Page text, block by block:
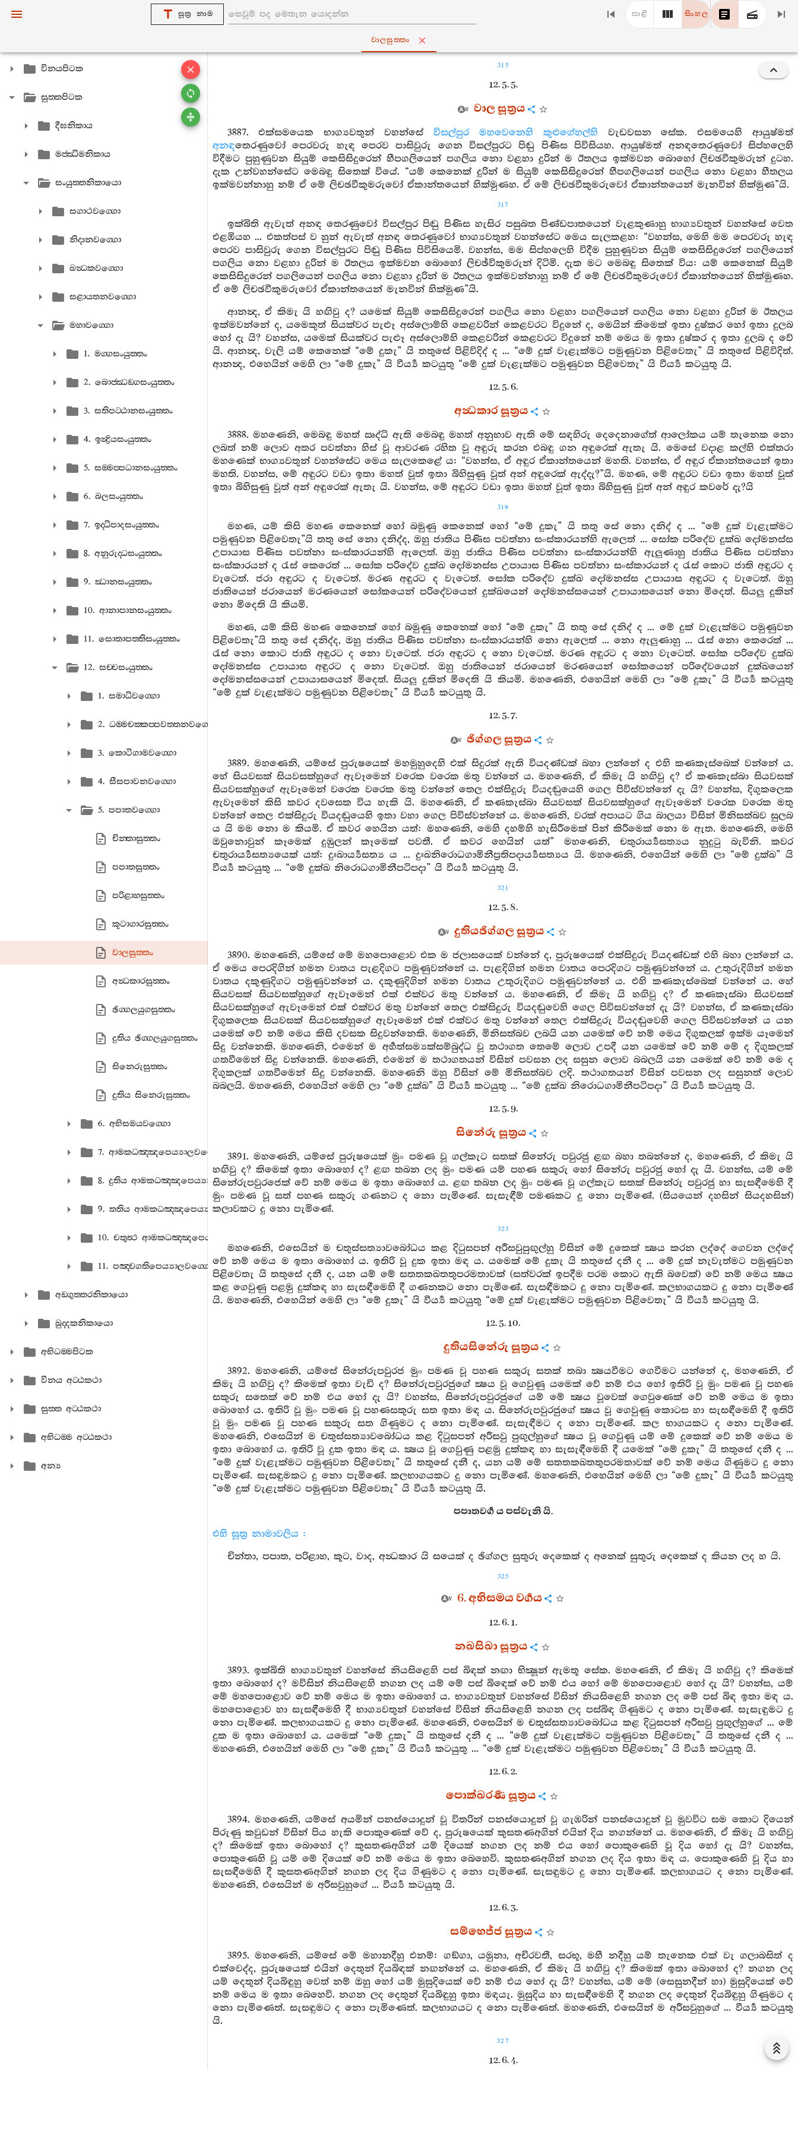
සූත්‍ර නාම පාළි සිංහල
වාලසුත‍්තං
විනයපිටක
සුත‍්තපිටක
දීඝනිකාය
මජ‍්ඣිමනිකාය
සංයුත‍්තනිකායො
සගාථවග‍්ගො
නිදානවග‍්ගො
ඛන්‍ධකවග‍්ගො
සළායතනවග‍්ගො
මහාවග‍්ගො
1. මග‍්ගසංයුත‍්තං
2. බොජ‍්ඣඞ‍්ගසංයුත‍්තං
3. සතිපට‍්ඨානසංයුත‍්තං
4. ඉන්‍ද්‍රියසංයුත‍්තං
5. සම‍්මප‍්පධානසංයුත‍්තං
6. බලසංයුත‍්තං
7. ඉද‍්ධිපාදසංයුත‍්තං
8. අනුරුද‍්ධසංයුත‍්තං
9. ඣානසංයුත‍්තං
10. ආනාපානසංයුත‍්තං
11. සොතාපත‍්තිසංයුත‍්තං
12. සච‍්චසංයුත‍්තං
1. සමාධිවග‍්ගො
2. ධම‍්මචක‍්කප‍්පවත‍්තනවග‍්ගො
3. කොටිගාමවග‍්ගො
4. සීසපාවනවග‍්ගො
5. පපාතවග‍්ගො
චින‍්තාසුත‍්තං
පපාතසුත‍්තං
පරිළාහසුත‍්තං
කූටාගාරසුත‍්තං
වාලසුත‍්තං
අන්‍ධකාරසුත‍්තං
ඡිග‍්ගලයුගසුත‍්තං
දුතිය ඡිග‍්ගලයුගසුත‍්තං
සිනෙරුසුත‍්තං
දුතිය සිනෙරුසුත‍්තං
6. අභිසමයවග‍්ගො
7. ආමකධඤ‍්ඤපෙය්‍යාලවග‍්ගො
8. දුතිය ආමකධඤ‍්ඤපෙය්‍යාලවග‍්ගො
9. තතිය ආමකධඤ‍්ඤපෙය්‍යාලවග‍්ගො
10. චතුත්‍ථ ආමකධඤ‍්ඤපෙය්‍යාලවග‍්ගො
11. පඤ‍්චගතිපෙය්‍යාලවග‍්ගො
අඞ‍්ගුත‍්තරනිකායො
ඛුද‍්දකනිකායො
අභිධම‍්මපිටක
විනය අට‍්ඨකථා
සුත‍්ත අට‍්ඨකථා
අභිධම‍්ම අට‍්ඨකථා
අන්‍ය
315
12. 5. 5.
වාල සූත්‍රය
3887. එක්සමයෙක භාග්‍යවතුන් වහන්සේ විසල්පුර මහවෙනෙහි කුළුගේහල්හි වැඩවසන සේක. එසමයෙහි ආයුෂ්මත්
අනඳතෙරණුවෝ පෙරවරු හැඳ පෙරව පාසිවුරු ගෙන විසල්පුරට පිඬු පිණිස පිවිසියහ. ආයුෂ්මත් අනඳතෙරණුවෝ සිප්හලෙහි
විදීමට පුහුණුවන සියුම් කෙසිසිදුරෙන් හීපගලියෙන් පගලිය නො වළහා දුරින් ම ඊතලය ඉක්මවන බොහෝ ලිචඡවීකුමරුන් දුටහ.
දැක උන්වහන්සේට මෙබඳු සිතෙක් වියේ. “යම් කෙනෙක් දුරින් ම සියුම් කෙසිසිදුරෙන් හීපගලියෙන් පගලිය නො වළහා හීතලය
ඉක්මවන්නාහු නම් ඒ මේ ලිචඡවීකුමරුවෝ ඒකාන්තයෙන් හික්මුණහ. ඒ මේ ලිචඡවීකුමරුවෝ ඒකාන්තයෙන් මැනවින් හික්මුණ”යි.
317
ඉක්බිති ඇවැත් අනඳ තෙරණුවෝ විසල්පුර පිඬු පිණිස හැසිර පසුබත පිණ්ඩපාතයෙන් වැළකුණාහු භාග්‍යවතුන් වහන්සේ වෙත
එළඹියහ ... එකත්පස් ව හුන් ඇවැත් අනඳ තෙරණුවෝ භාග්‍යවතුන් වහන්සේට මෙය සැලකළහ: “වහන්ස, මෙහි මම පෙරවරු හැඳ
පෙරව පාසිවුරු ගෙන විසල්පුරට පිඬු පිණිස පිවිසියෙමි. වහන්ස, මම සිප්හලෙහි විදීම පුහුණුවන සියුම් කෙසිසිදුරෙන් පගලියෙන්
පගලිය නො වළහා දුරින් ම ඊතලය ඉක්මවන බොහෝ ලිචඡ්විකුමරුන් දිටිමි. දැක මට මෙබඳු සිතෙක් විය: යම් කෙනෙක් සියුම්
කෙසිසිදුරෙන් පගලියෙන් පගලිය නො වළහා දුරින් ම ඊතලය ඉක්මවන්නාහු නම් ඒ මේ ලිචඡවීකුමරුවෝ ඒකාන්තයෙන් හික්මුණහ.
ඒ මේ ලිචඡවීකුමරුවෝ ඒකාන්තයෙන් මැනවින් හික්මුණ”යි.
ආනන්‍ද, ඒ කිමැ යි හඟිවු ද? යමෙක් සියුම් කෙසිසිදුරෙන් පගලිය නො වළහා පගලියෙන් පගලිය නො වළහා දුරින් ම ඊතලය
ඉක්මවන්නේ ද, යමෙකුත් සියක්වර පැළූ අස්ලොම්හි කෙළවරින් කෙළවරට විදුනේ ද, මෙයින් කිමෙක් ඉතා දුෂ්කර හෝ ඉතා දුලබ
හෝ දැ යි? වහන්ස, යමෙක් සියක්වර පැළූ අස්ලොම්හි කෙළවරින් කෙළවරට විදුනේ නම් මෙය ම ඉතා දුෂ්කර ද ඉතා දුලබ ද වේ
යි. ආනන්‍ද, වැලි යම් කෙනෙක් “මේ දුකැ” යි තතුසේ පිළිවිදිද් ද ... “මේ දුක් වැළැක්මට පමුණුවන පිළිවෙතැ” යි තතුසේ පිළිවිදිත්.
ආනන්‍ද, එහෙයින් මෙහි ලා “මේ දුකැ” යි වීර්‍ය්‍ය කටයුතු “මේ දුක් වැළැක්මට පමුණුවන පිළිවෙතැ” යි වීර්‍ය්‍ය කටයුතු යි.
12. 5. 6.
අන්‍ධකාර සූත්‍රය
3888. මහණෙනි, මෙබඳු මහත් ඍද්ධි ඇති මෙබඳු මහත් අනුභාව ඇති මේ සඳහිරු දෙදෙනාගේත් ආලෝකය යම් තැනෙක නො
ලබත් නම් ලොව අතර පවත්නා හිස් වූ ආවරණ රහිත වූ අඳුරු කරන එබඳු ගන අඳුරෙක් ඇතැ යි. මෙසේ වදාළ කල්හි එක්තරා
මහණෙක් භාග්‍යවතුන් වහන්සේට මෙය සැලකෙළේ ය: “වහන්ස, ඒ අඳුර ඒකාන්තයෙන් මහති. වහන්ස, ඒ අඳුර ඒකාන්තයෙන් ඉතා
මහති. වහන්ස, මේ අඳුරට වඩා ඉතා මහත් වූත් ඉතා බිහිසුණු වූත් අන් අඳුරෙක් ඇද්දැ?”යි. මහණ, මේ අඳුරට වඩා ඉතා මහත් වූත්
ඉතා බිහිසුණු වූත් අන් අඳුරෙක් ඇතැ යි. වහන්ස, මේ අඳුරට වඩා ඉතා මහත් වූත් ඉතා බිහිසුණු වූත් අන් අඳුර කවරේ දැ?යි
319
මහණ, යම් කිසි මහණ කෙනෙක් හෝ බමුණු කෙනෙක් හෝ “මේ දුකැ” යි තතු සේ නො දනිද් ද ... “මේ දුක් වැළැක්මට
පමුණුවන පිළිවෙතැ”යි තතු සේ නො දනිද්ද, ඔහු ජාතිය පිණිස පවත්නා සංස්කාරයන්හි ඇලෙත් ... සෝක පරිදේව දුක්ඛ දෝමනස්ස
උපායාස පිණිස පවත්නා සංස්කාරයන්හි ඇලෙත්. ඔහු ජාතිය පිණිස පවත්නා සංස්කාරයන්හි ඇලුණාහු ජාතිය පිණිස පවත්නා
සංස්කාරයන් ද රැස් කෙරෙත් ... සෝක පරිදේව දුක්ඛ දෝමනස්ස උපායාස පිණිස පවත්නා සංස්කාරයන් ද රැස් කොට ජාති අඳුරට ද
වැටෙත්. ජරා අඳුරට ද වැටෙත්. මරණ අඳුරට ද වැටෙත්. සෝක පරිදේව දුක්ඛ දෝමනස්ස උපායාස අඳුරට ද වැටෙත්. ඔහු
ජාතියෙන් ජරායෙන් මරණයෙන් සෝකයෙන් පරිදේවයෙන් දුක්ඛයෙන් දෝමනස්සයෙන් උපායාසයෙන් නො මිදෙත්. සියලු දුකින්
නො මිදෙති යි කියමි.
මහණ, යම් කිසි මහණ කෙනෙක් හෝ බමුණු කෙනෙක් හෝ “මේ දුකැ” යි තතු සේ දනිද් ද ... මේ දුක් වැළැක්මට පමුණුවන
පිළිවෙතැ”යි තතු සේ දනිද්ද, ඔහු ජාතිය පිණිස පවත්නා සංස්කාරයන්හි නො ඇලෙත් ... නො ඇලුණාහු ... රැස් නො කෙරෙත් ...
රැස් නො කොට ජාති අඳුරට ද නො වැටෙත්. ජරා අඳුරට ද නො වැටෙත්. මරණ අඳුරට ද නො වැටෙත්. සෝක පරිදේව දුක්ඛ
දෝමනස්ස උපායාස අඳුරට ද නො වැටෙත්. ඔහු ජාතියෙන් ජරායෙන් මරණයෙන් සෝකයෙන් පරිදේවයෙන් දුක්ඛයෙන්
දෝමනස්සයෙන් උපායාසයෙන් මිදෙත්. සියලු දුකින් මිදෙති යි කියමි. මහණෙනි, එහෙයින් මෙහි ලා “මේ දුකැ” යි වීර්‍ය්‍ය කටයුතු
“මේ දුක් වැළැක්මට පමුණුවන පිළිවෙතැ” යි වීර්‍ය්‍ය කටයුතු යි.
12. 5. 7.
ඡිග්ගල සූත්‍රය
3889. මහණෙනි, යම්සේ පුරුෂයෙක් මහමුහුදෙහි එක් සිදුරක් ඇති වියදණ්ඩක් බහා ලන්නේ ද එහි කණකැස්බෙක් වන්නේ ය.
හේ සියවසක් සියවසක්හුගේ ඇවෑමෙන් වරෙක වරෙක මතු වන්නේ ය. මහණෙනි, ඒ කිමැ යි හඟිවු ද? ඒ කණකැස්බා සියවසක්
සියවසක්හුගේ ඇවෑමෙන් වරෙක වරෙක මතු වන්නේ තෙල එක්සිදුරු වියදඬුයෙහි ගෙල පිවිස්වන්නේ දැ යි? වහන්ස, දිගුකලෙක
ඇවෑමෙන් කිසි කවර දවසෙක විය හැකි යි. මහණෙනි, ඒ කණකැස්බා සියවසක් සියවසක්හුගේ ඇවෑමෙන් වරෙක වරෙක මතු
වන්නේ තෙල එක්සිදුරු වියදඬුයෙහි ඉතා වහා ගෙල පිවිස්වන්නේ ය. මහණෙනි, වරක් අපායට ගිය බාලයා විසින් මිනිසත්බව සුලබ
ය යි මම නො ම කියමි. ඒ කවර හෙයින යත්: මහණෙනි, මෙහි දහම්හි හැසිරීමෙක් පින් කිරීමෙක් නො ම ඇත. මහණෙනි, මෙහි
ඔවුනොවුන් කෑමෙක් දුඹුලන් කෑමෙක් පවතී. ඒ කවර හෙයින් යත්” මහණෙනි, චතුරාර්‍ය්‍යසත්‍යය නුදුටු බැවිනි. කවර
චතුරාර්‍ය්‍යසත්‍යයෙක් යත්: දුඃඛාර්‍ය්‍යසත්‍ය ය ... දුඃඛනිරොධගාමිනීප්‍රතිපදාර්‍ය්‍යසත්‍යය යි. මහණෙනි, එහෙයින් මෙහි ලා “මේ දුක්ඛ” යි
වීර්‍ය්‍ය කටයුතු ... “මේ දුක්ඛ නිරොධගාමිනීපටිපදා” යි වීර්‍ය්‍ය කටයුතු යි.
321
12. 5. 8.
දුතියඡිග්ගල සූත්‍රය
3890. මහණෙනි, යම්සේ මේ මහපොළොව එක ම ජලාසයෙක් වන්නේ ද, පුරුෂයෙක් එක්සිදුරු වියදණ්ඩක් එහි බහා ලන්නේ ය.
ඒ මෙය පෙරදිගින් හමන වාතය පැළදිගට පමුණුවන්නේ ය. පැළදිගින් හමන වාතය පෙරදිගට පමුණුවන්නේ ය. උතුරුදිගින් හමන
වාතය දකුණුදිගට පමුණුවන්නේ ය. දකුණුදිගින් හමන වාතය උතුරුදිගට පමුණුවන්නේ ය. එහි කණකැස්බෙක් වන්නේ ය. හේ
සියවසක් සියවසක්හුගේ ඇවෑමෙන් එක් එක්වර මතු වන්නේ ය. මහණෙනි, ඒ කිමැ යි හඟිවු ද? ඒ කණකැස්බා සියවසක්
සියවසක්හුගේ ඇවෑමෙන් එක් එක්වර මතු වන්නේ තෙල එක්සිදුරු වියදඬුවෙහි ගෙල පිවිසවන්නේ දැ යි? වහන්ස, ඒ කණකැස්බා
දිගුකලෙක සියවසක් සියවසක්හුගේ ඇවෑමෙන් එක් එක්වර මතු වන්නේ තෙල එක්සිදුරු වියදඬුවෙහි ගෙල පිවිසවන්නේ ය යන
යමෙක් වේ නම් මෙය කිසි දවසක සිදුවන්නෙකි. මහණෙනි, මිනිසත්බව ලබයි යන යමෙක් වේ නම් මෙය දිගුකලක් ඉක්ම යෑමෙන්
සිදු වන්නෙකි. මහණෙනි, එමෙන් ම අර්‍හත්සම්‍යක්සම්බුද්ධ වූ තථාගත තෙමේ ලොව උපදී යන යමෙක් වේ නම් මේ ද දිගුකලක්
ගතවීමෙන් සිදු වන්නෙකි. මහණෙනි, එමෙන් ම තථාගතයන් විසින් පවසන ලද සසුන ලොව බබලයි යන යමෙක් වේ නම් මෙ ද
දිගුකලක් ගතවීමෙන් සිදු වන්නෙකි. මහණෙනි ඔහු විසින් මේ මිනිසත්බව ලදි. තථාගතයන් විසින් පවසන ලද සසුනත් ලොව
බබලයි. මහණෙනි, එහෙයින් මෙහි ලා “මේ දුක්ඛ” යි වීර්‍ය්‍ය කටයුතු ... “මේ දුක්ඛ නිරොධගාමිනීපටිපදා” යි වීර්‍ය්‍ය කටයුතු යි.
12. 5. 9.
සිනේරු සූත්‍රය
3891. මහණෙනි, යම්සේ පුරුෂයෙක් මුං පමණ වූ ගල්කැට සතක් සිනේරු පවුරජු ළඟ බහා තබන්නේ ද, මහණෙනි, ඒ කිමැ යි
හඟිවු ද? කිමෙක් ඉතා බොහෝ ද? ළඟ තබන ලද මුං පමණ යම් පහණ සකුරු හෝ සිනේරු පවුරජු හෝ දැ යි. වහන්ස, යම් මේ
සිනේරුපවුරජෙක් වේ නම් මෙය ම ඉතා බොහෝ ය. ළඟ තබන ලද මුං පමණ වූ ගල්කැට සතක් සිනේරු පවුරජු හා සැසඳීමෙහි දී
මුං පමණ වූ සත් පහණ සකුරු ගණනට ද නො පැමිණේ. සැසැඳීම් පමණකට දු නො පැමිණේ. (සියයෙන් දහසින් සියදහසින්)
කලාවකට දු නො පැමිණේ.
323
මහණෙනි, එසෙයින් ම චතුස්සත්‍යාවබෝධය කළ දිටුසපන් අරීසවුපුඟුල්හු විසින් මේ දුකෙක් ක්‍ෂය කරන ලද්දේ ගෙවන ලද්දේ
වේ නම් මෙය ම ඉතා බොහෝ ය. ඉතිරි වූ දුක ඉතා මඳ ය. යමෙක් මේ දුකැ යි තතුසේ දනී ද ... මේ දුක් නැවැත්මට පමුණුවන
පිළිවෙතැ යි තතුසේ දනී ද, යන යම් මේ සතතකඛතතුපරමතාවක් (සත්වරක් ඉපදීම පරම කොට ඇති බවෙක්) වේ නම් මෙය ක්‍ෂය
කළ ගෙවුණු පළමු දුක්කඳ හා සැසඳීමෙහි දී ගණනකට නො පැමිණේ. සැසඳීමකට දු නො පැමිණේ. කලභාගයකට දු නො පැමිණේ
යි. මහණෙනි, එහෙයින් මෙහි ලා “මේ දුකැ” යි වීර්‍ය්‍ය කටයුතු “මේ දුක් වැළැක්මට පමුණුවන පිළිවෙතැ” යි වීර්‍ය්‍ය කටයුතු යි.
12. 5. 10.
දුතියසිනේරු සූත්‍රය
3892. මහණෙනි, යම්සේ සිනේරුපවුරජ මුං පමණ වූ පහණ සකුරු සතක් තබා ක්‍ෂයවීමට ගෙවීමට යන්නේ ද, මහණෙනි, ඒ
කිමැ යි හඟිවු ද? කිමෙක් ඉතා වැඩි ද? සිනේරුපවුරජුගේ ක්‍ෂය වූ ගෙවුණු යමෙක් වේ නම් එය හෝ ඉතිරි වූ මුං පමණ වූ පහණ
සකුරු සතෙක් වේ නම් එය හෝ දැ යි? වහන්ස, සිනේරුපවුරජුගේ යම් මේ ක්‍ෂය වූවෙක් ගෙවුණෙක් වේ නම් මෙය ම ඉතා
බොහෝ ය. ඉතිරි වූ මුං පමණ වූ පහණසකුරු සත ඉතා මඳ ය. සිනේරුපවුරජුගේ ක්‍ෂය වූ ගෙවුණු කොටස හා සැසඳීමෙහි දී ඉතිරි
වූ මුං පමණ වූ පහණ සකුරු සත ගිණුමට ද නො පැමිණේ. සැසැඳීමට ද නො පැමිණේ. කල භාගයකට ද නො පැමිණේ.
මහණෙනි, එසෙයින් ම චතුස්සත්‍යාවබෝධය කළ දිටුසපන් අරීසවු පුඟුල්හුගේ ක්‍ෂය වූ ගෙවුණු යම් මේ දුකෙක් වේ නම් මෙය ම
ඉතා බොහෝ ය. ඉතිරි වූ දුක ඉතා මඳ ය. ක්‍ෂය වූ ගෙවුණු පළමු දුක්කඳ හා සැසැඳීමෙහි දී යමෙක් “මේ දුකැ” යි තතුසේ දනී ද ...
“මේ දුක් වැළැක්මට පමුණුවන පිළිවෙතැ” යි තතුසේ දනී ද, යන යම් මේ සතතකඛතතුපරමතාවක් වේ නම් මෙය ගිණුමට දු නො
පැමිණේ. සැසඳුමකට දු නො පැමිණේ. කලභාගයකට දු නො පැමිණේ. මහණෙනි, එහෙයින් මෙහි ලා “මේ දුකැ” යි වීර්‍ය්‍ය කටයුතු
“මේ දුක් වැළැක්මට පමුණුවන පිළිවෙතැ” යි වීර්‍ය්‍ය කටයුතු යි.
පපාතවර්‍ග ය පස්වැනි යි.
එහි සූත්‍ර නාමාවලිය :
චින්තා, පපාත, පරිළාහ, කූට, වාද, අන්‍ධකාර යි සයෙක් ද ඡිග්ගල සුතුරු දෙකෙක් ද අනෙක් සුතුරු දෙකෙක් ද කියන ලද හ යි.
325
6. අභිසමය වර්‍ගය
12. 6. 1.
නඛසිඛා සූත්‍රය
3893. ඉක්බිති භාග්‍යවතුන් වහන්සේ නියසිළෙහි පස් බිඳක් නඟා භික්‍ෂූන් ඇමතූ සේක. මහණෙනි, ඒ කිමැ යි හඟිවු ද? කිමෙක්
ඉතා බොහෝ ද? මවිසින් නියසිළෙහි නගන ලද යම් මේ පස් බිඳෙක් වේ නම් එය හෝ මේ මහපොළොව හෝ දැ යි? වහන්ස, යම්
මේ මහපොළොව වේ නම් මෙය ම ඉතා බොහෝ ය. භාග්‍යවතුන් වහන්සේ විසින් නියසිළෙහි නගන ලද මේ පස් බිඳ ඉතා මඳ ය.
මහපොළොව හා සැසඳීමෙහි දී භාග්‍යවතුන් වහන්සේ විසින් නියසිළෙහි නගන ලද පස්බිඳ ගිණුමට ද නො පැමිණේ. සැසැඳුමට දු
නො පැමිණේ. කලභාගයකට දු නො පැමිණේ. මහණෙනි, එසෙයින් ම චතුස්සත්‍යාවබෝධය කළ දිටුසපන් අරීසවු පුඟුල්හුගේ ... මේ
දුක ම ඉතා බොහෝ ය. යමෙක් “මේ දුකැ” යි තතුසේ දනී ද ... “මේ දුක් වැළැක්මට පමුණුවන පිළිවෙතැ” යි තතුසේ දනී ද ...
මහණෙනි, එහෙයින් මෙහි ලා “මේ දුකැ” යි වීර්‍ය්‍ය කටයුතු ... “මේ දුක් වැළැක්මට පමුණුවන පිළිවෙතැ” යි වීර්‍ය්‍ය කටයුතු යි.
12. 6. 2.
පොක්ඛරණී සූත්‍රය
3894. මහණෙනි, යම්සේ අයමින් පනස්යොදුන් වූ විතරින් පනස්යොදුන් වූ ගැඹරින් පනස්යොදුන් වූ මුවවිට සම කොට දියෙන්
පිරුණු කවුඩන් විසින් පිය හැකි පොකුණෙක් වේ ද, පුරුෂයෙක් කුසතණඅගින් එයින් දිය නගන්නේ ය. මහණෙනි, ඒ කිමැ යි හඟිවු
ද? කිමෙක් ඉතා බොහෝ ද? කුසතණඅගින් යම් දියෙක් නගන ලද නම් එය හෝ පොකුණෙහි වූ දිය හෝ දැ යි? වහන්ස,
පොකුණෙහි වූ යම් මේ දියෙක් වේ නම් මෙය ම ඉතා බෙහෙවි. කුසතණඅගින් නගන ලද දිය ඉතා මඳ ය. පොකුණෙහි වූ දිය හා
සැසඳීමෙහි දී කුසතණඅගින් නගන ලද දිය ගිණුමට ද නො පැමිණේ. සැසඳුමට දු නො පැමිණේ. කලභාගයට ද නො පැමිණේ.
මහණෙනි, එසෙයින් ම අරීසවුහුගේ ... වීර්‍ය්‍ය කටයුතු යි.
12. 6. 3.
සම්භෙජ්ජ සූත්‍රය
3895. මහණෙනි, යම්සේ මේ මහානදීහු එනම්: ගඞ්ගා, යමුනා, අචිරවතී, සරභූ, මහී නදීහු යම් තැනෙක එක් වැ ගලාබසිත් ද
එක්වෙද්ද, පුරුෂයෙක් එයින් දෙතුන් දියබිඳක් නඟන්නේ ය. මහණෙනි, ඒ කිමැ යි හඟිවු ද? කිමෙක් ඉතා බොහෝ ද? නගන ලද
යම් දෙතුන් දියබිඳුහු වෙත් නම් ඔහු හෝ යම් මුසුදියෙක් වේ නම් එය හෝ දැ යි? වහන්ස, යම් මේ (සෙසුනදීන් හා) මුසුදියෙක් වේ
නම් මෙය ම ඉතා බෙහෙවි. නගන ලද දෙතුන් දියබිඳුහු ඉතා මඳයැ. මුසුදිය හා සැසඳීමෙහි දී නගන ලද දෙතුන් දියබිඳුහු ගිණුමට ද
නො පැමිණෙත්. සැසඳුමට ද නො පැමිණෙත්. කලභාගයට ද නො පැමිණෙත්. මහණෙනි, එසෙයින් ම අරීසවුහුගේ ... වීර්‍ය්‍ය කටයුතු
යි.
327
12. 6. 4.